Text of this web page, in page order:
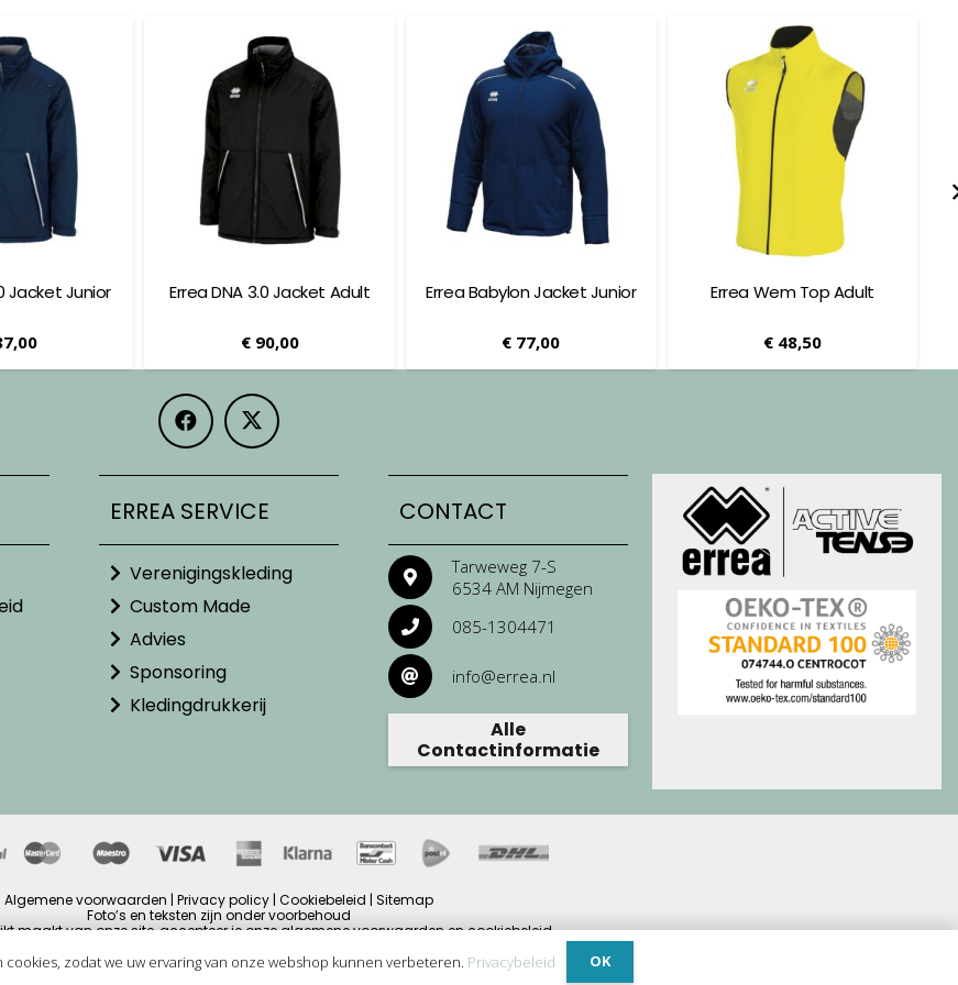
Jacket Junior Errea DNA 3.0 Jacket Adult
€90,00
Errea Babylon Jacket Junior
€ 77,00
Errea Wem Top Adult
€48,50
ERREA SERVICE
Verenigingskleding
Custom Made
Advies
Sponsoring
Kledingdrukkerij
CONTACT
Tarweweg 7-S
6534 AM Nijmegen
085-1304471
info@errea.nl
Alle
Contactinformatie
Algemene voorwaarden | Privacy policy | Cookiebeleid | Sitemap
Foto’s en teksten zijn onder voorbehoud
maakt van onze site, accepteer je onze algemene voorwaarden en cookiebeleid.
Copyright © 2025
cookies, zodat we uw ervaring van onze webshop kunnen verbeteren. Privacybeleid OK